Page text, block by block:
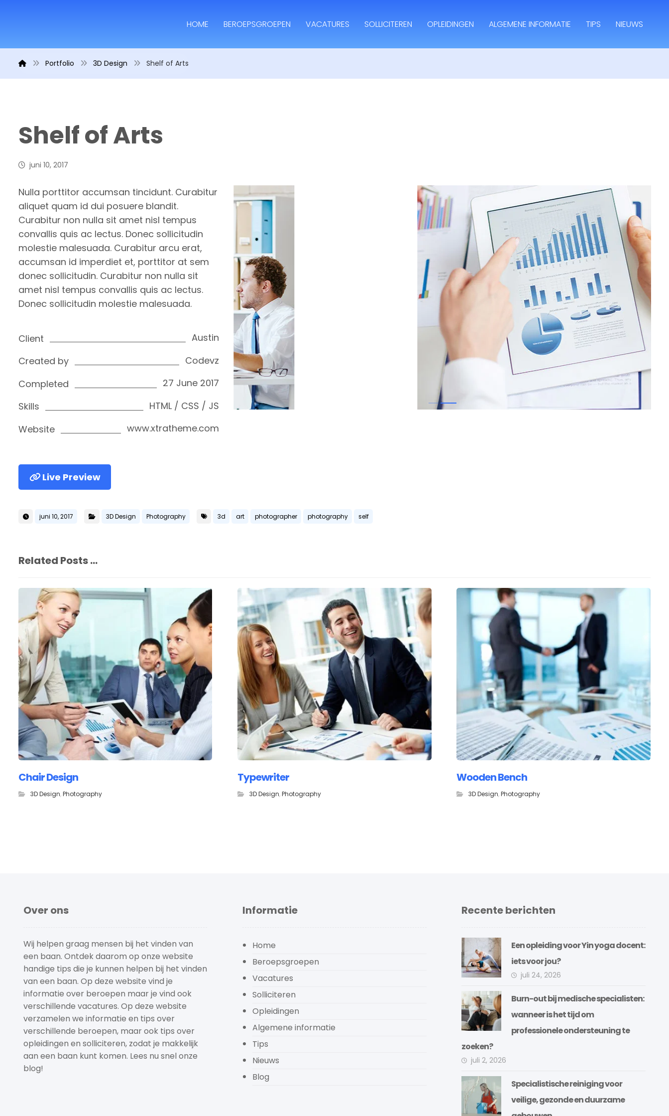
HOME BEROEPSGROEPEN VACATURES SOLLICITEREN OPLEIDINGEN ALGEMENE INFORMATIE TIPS NIEUWS
Portfolio 3D Design Shelf of Arts
Shelf of Arts
juni 10, 2017
Nulla porttitor accumsan tincidunt. Curabitur
aliquet quam id dui posuere blandit.
Curabitur non nulla sit amet nisl tempus
convallis quis ac lectus. Donec sollicitudin
molestie malesuada. Curabitur arcu erat,
accumsan id imperdiet et, porttitor at sem
donec sollicitudin. Curabitur non nulla sit
amet nisl tempus convallis quis ac lectus.
Donec sollicitudin molestie malesuada.
Client
Austin
Created by
Codevz
Completed
27 June 2017
Skills
HTML / CSS / JS
Website
www.xtratheme.com
Live Preview
juni 10, 2017 3D Design Photography 3d art photographer photography self
Related Posts ...
Chair Design
3D Design,Photography
Typewriter
3D Design,Photography
Wooden Bench
3D Design,Photography
Over ons
Wij helpen graag mensen bij het vinden van
een baan. Ontdek daarom op onze website
handige tips die je kunnen helpen bij het vinden
van een baan. Op deze website vind je
informatie over beroepen maar je vind ook
verschillende vacatures. Op deze website
verzamelen we informatie en tips over
verschillende beroepen, maar ook tips over
opleidingen en solliciteren, zodat je makkelijk
aan een baan kunt komen. Lees nu snel onze
blog!
Informatie
Home
Beroepsgroepen
Vacatures
Solliciteren
Opleidingen
Algemene informatie
Tips
Nieuws
Blog
Recente berichten
Een opleiding voor Yin yoga docent:
iets voor jou?
juli 24, 2026
Burn-out bij medische specialisten:
wanneer is het tijd om
professionele ondersteuning te
zoeken?
juli 2, 2026
Specialistische reiniging voor
veilige, gezonde en duurzame